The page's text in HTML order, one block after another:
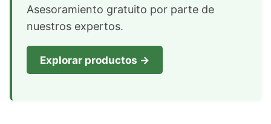
Asesoramiento gratuito por parte de
nuestros expertos.
Explorar productos →